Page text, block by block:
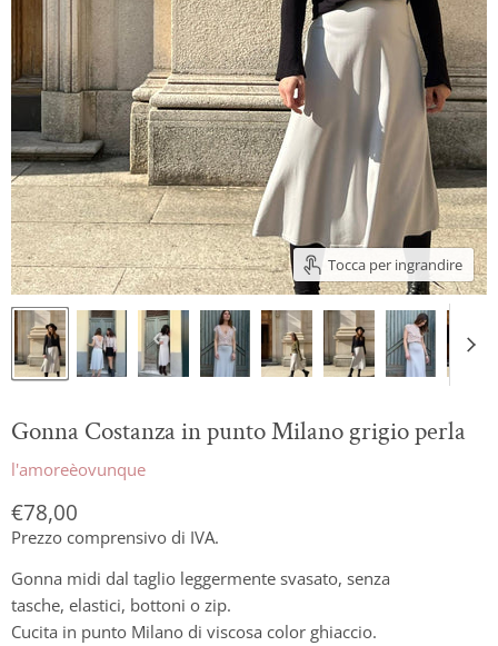
Tocca per ingrandire
Gonna Costanza in punto Milano grigio perla
l'amoreèovunque
Prezzo attuale
€78,00
Prezzo comprensivo di IVA.
Gonna midi dal taglio leggermente svasato, senza
tasche, elastici, bottoni o zip.
Cucita in punto Milano di viscosa color ghiaccio.